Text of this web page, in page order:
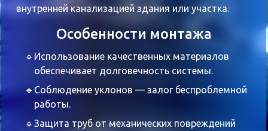
внутренней канализацией здания или участка.
Особенности монтажа
Использование качественных материалов
обеспечивает долговечность системы.
Соблюдение уклонов — залог беспроблемной
работы.
Защита труб от механических повреждений